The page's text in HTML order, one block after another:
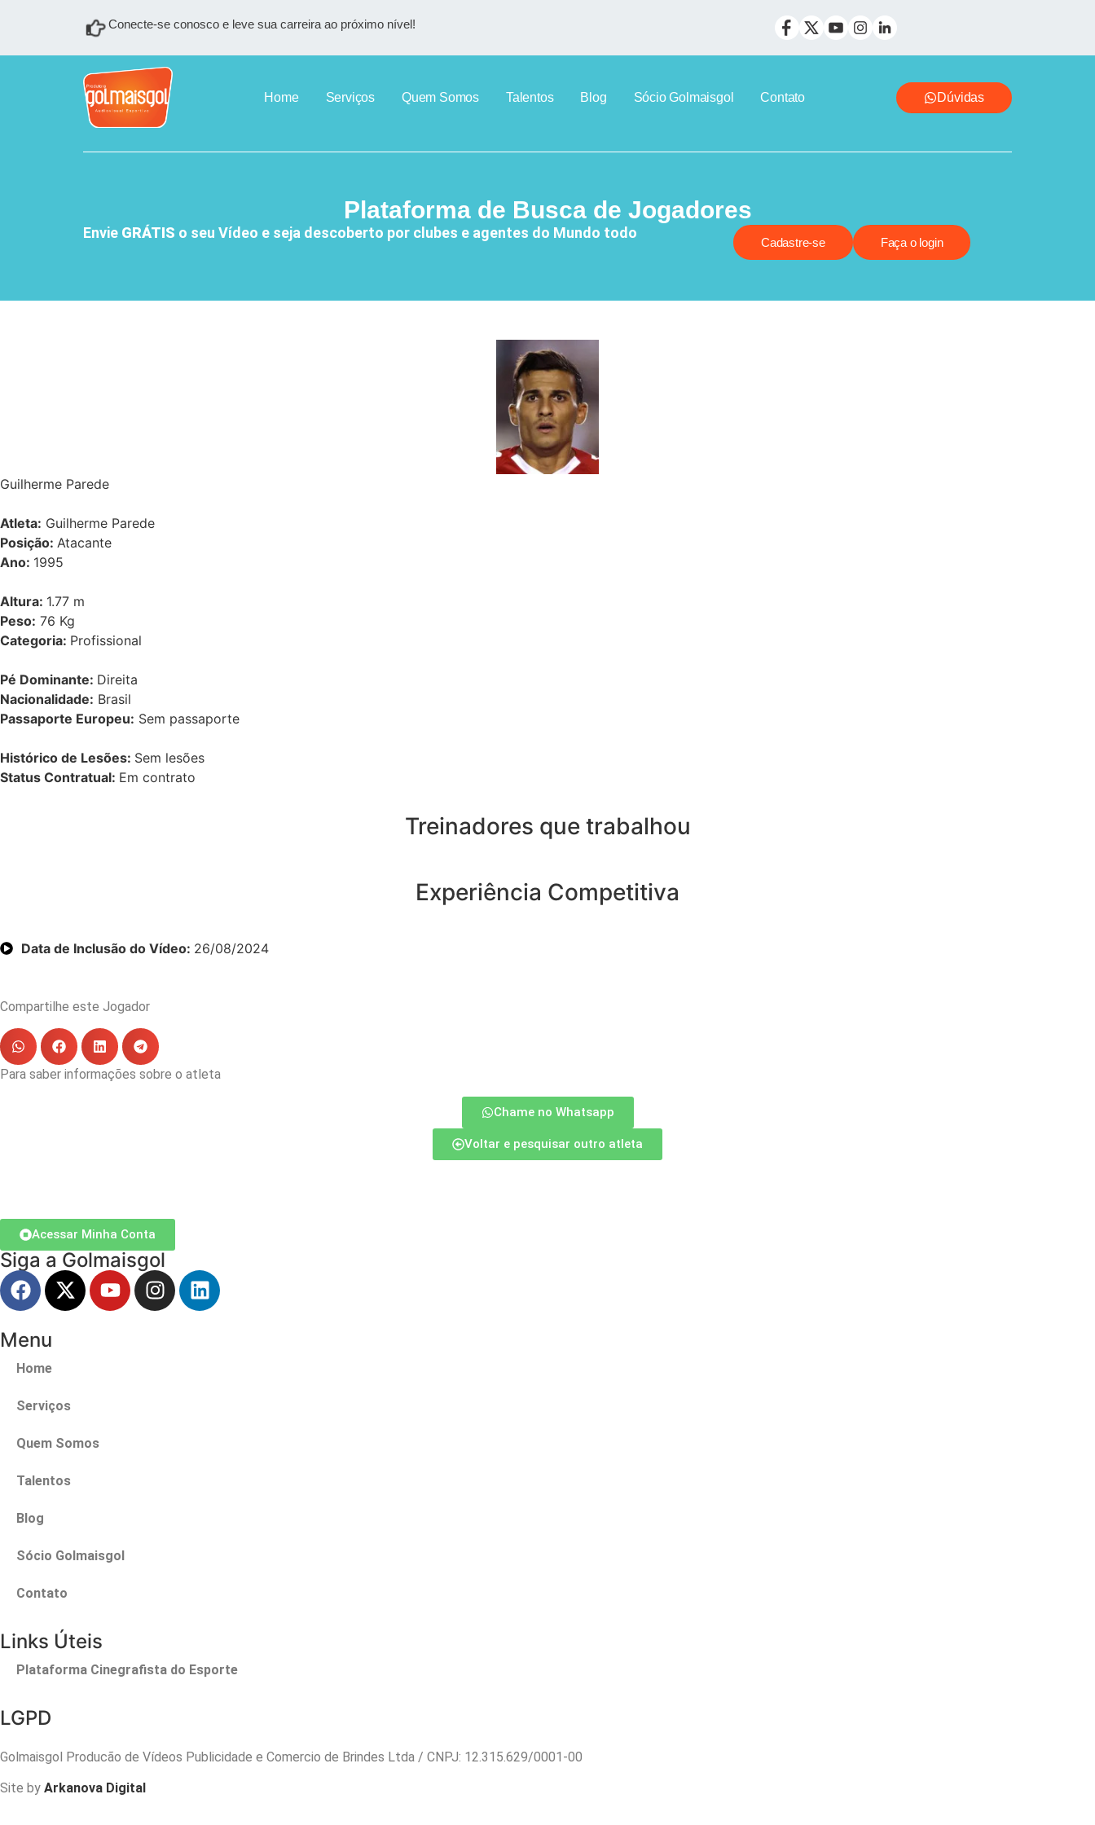
Conecte-se conosco e leve sua carreira ao próximo nível!
Home Serviços Quem Somos Talentos Blog Sócio Golmaisgol Contato Dúvidas
Plataforma de Busca de Jogadores
Envie GRÁTIS o seu Vídeo e seja descoberto por clubes e agentes do Mundo todo
Cadastre-se Faça o login
Guilherme Parede
Atleta: Guilherme Parede
Posição: Atacante
Ano: 1995
Altura: 1.77 m
Peso: 76 Kg
Categoria: Profissional
Pé Dominante: Direita
Nacionalidade: Brasil
Passaporte Europeu: Sem passaporte
Histórico de Lesões: Sem lesões
Status Contratual: Em contrato
Treinadores que trabalhou
Experiência Competitiva
Data de Inclusão do Vídeo: 26/08/2024
Compartilhe este Jogador
Para saber informações sobre o atleta
Chame no Whatsapp
Voltar e pesquisar outro atleta
Acessar Minha Conta
Siga a Golmaisgol
Menu
Home
Serviços
Quem Somos
Talentos
Blog
Sócio Golmaisgol
Contato
Links Úteis
Plataforma Cinegrafista do Esporte
LGPD
Golmaisgol Producão de Vídeos Publicidade e Comercio de Brindes Ltda / CNPJ: 12.315.629/0001-00
Site by Arkanova Digital